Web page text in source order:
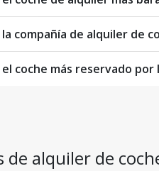
la compañía de alquiler de
el coche más reservado
de alquiler de